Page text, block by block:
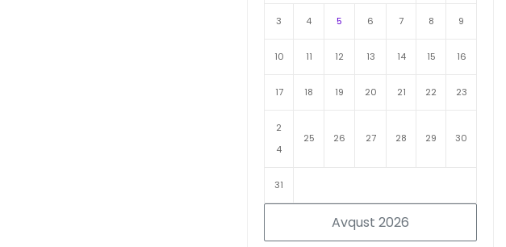
Avqust 2026
3 4 5 6 7 8 9
10 11 12 13 14 15 16
17 18 19 20 21 22 23
2
4
25 26 27 28 29 30
31